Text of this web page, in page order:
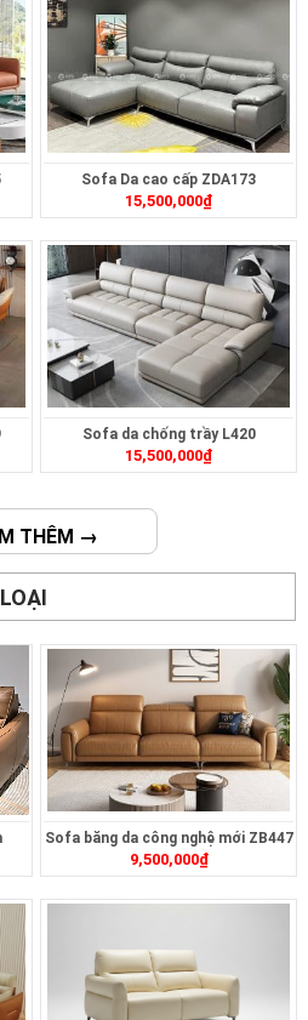
Sofa Da cao cấp ZDA173
15,500,000₫
Sofa da chống trầy L420
15,500,000₫
THÊM →
Sofa băng da công nghệ mới ZB447
9,500,000₫